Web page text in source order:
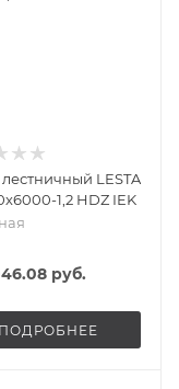
LESTA
1,2 HDZ IEK
руб.
ПОДРОБНЕЕ